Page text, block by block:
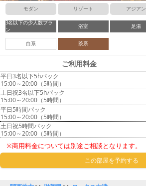
モダン リゾート アジアン
3名以下の少人数プラ
ン
浴室 足湯
白系 茶系
ご利用料金
平日3名以下5hパック
15:00～20:00（5時間）
土日祝3名以下5hパック
15:00～20:00（5時間）
平日5時間パック
15:00～20:00（5時間）
土日祝5時間パック
15:00～20:00（5時間）
※商用料金については別途ご相談となります。
この部屋を予約する